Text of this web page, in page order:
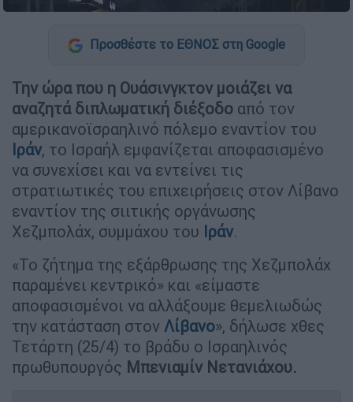
Προσθέστε το ΕΘΝΟΣ στη Google
Την ώρα που η Ουάσινγκτον μοιάζει να
αναζητά διπλωματική διέξοδο από τον
αμερικανοϊσραηλινό πόλεμο εναντίον του
Ιράν, το Ισραήλ εμφανίζεται αποφασισμένο
να συνεχίσει και να εντείνει τις
στρατιωτικές του επιχειρήσεις στον Λίβανο
εναντίον της σιιτικής οργάνωσης
Χεζμπολάχ, συμμάχου του Ιράν.
«Το ζήτημα της εξάρθρωσης της Χεζμπολάχ
παραμένει κεντρικό» και «είμαστε
αποφασισμένοι να αλλάξουμε θεμελιωδώς
την κατάσταση στον Λίβανο», δήλωσε χθες
Τετάρτη (25/4) το βράδυ ο Ισραηλινός
πρωθυπουργός Μπενιαμίν Νετανιάχου.